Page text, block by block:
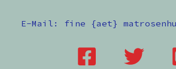
E-Mail: fine {aet}